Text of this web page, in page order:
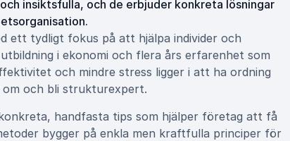
insiktsfulla, och de erbjuder konkreta lösningar
ett tydligt fokus på att hjälpa individer och
i ekonomi och flera års erfarenhet som
och mindre stress ligger i att ha ordning
om och bli strukturexpert.
handfasta tips som hjälper företag att få
bygger på enkla men kraftfulla principer för